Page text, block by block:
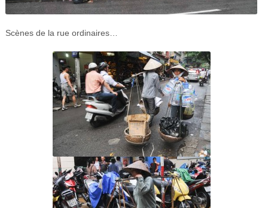
Scènes de la rue ordinaires…